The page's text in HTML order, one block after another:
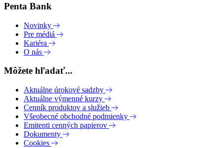
Penta Bank
Novinky
Pre médiá
Kariéra
O nás
Môžete hľadať...
Aktuálne úrokové sadzby
Aktuálne výmenné kurzy
Cenník produktov a služieb
Všeobecné obchodné podmienky
Emitenti cenných papierov
Dokumenty
Cookies